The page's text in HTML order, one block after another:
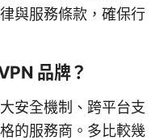
與服務條款，確保行
品牌？
安全機制、跨平台支
的服務商。多比較幾